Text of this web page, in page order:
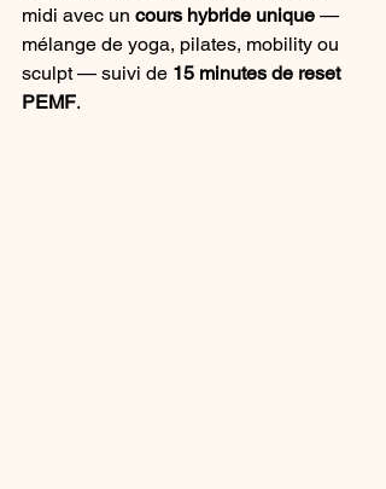
midi avec un cours hybride unique —
mélange de yoga, pilates, mobility ou
sculpt — suivi de 15 minutes de reset
PEMF.